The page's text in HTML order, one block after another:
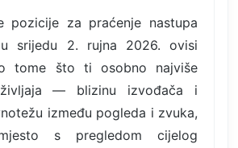
pozicije za praćenje nastupa
u srijedu 2. rujna 2026. ovisi
tome što ti osobno najviše
— blizinu izvođača i
između pogleda i zvuka,
s pregledom cijelog